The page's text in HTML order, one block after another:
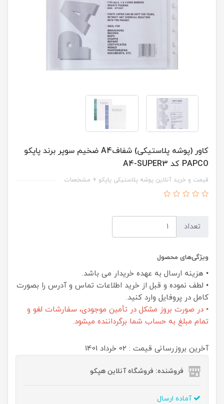
کاور (پوشه پلاستیکی) شفافA4 ضخیم سوپر برند پاپکو
PAPCO کد A4-SUPER3
قیمت و خرید آنلاین پوشه پلاستیکی پاپکو + مشخصات
تعداد
ویژگی‌های محصول
• هزینه ارسال به عهده خریدار می باشد.
• لطف نموده و قبل از خرید اطلاعات تماس و آدرس را بصورت
کامل در پروفایل وارد کنید.
• در صورت بروز مشکل در تأمین موجودی، سفارشات لغو و
تمام مبلغ به حساب شما برگرداننده میشود.
آخرین بروزرسانی قیمت : 02 خرداد 1401
فروشنده: فروشگاه آنلاین هپکو
آماده ارسال